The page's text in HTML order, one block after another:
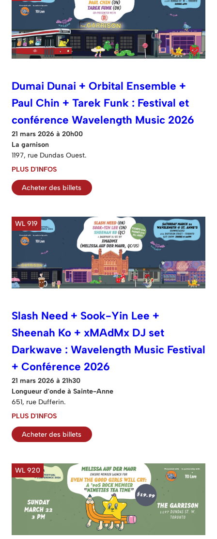
Dumai Dunai + Orbital Ensemble +
Paul Chin + Tarek Funk : Festival et
conférence Wavelength Music 2026
21 mars 2026 à 20h00
La garnison
1197, rue Dundas Ouest.
PLUS D'INFOS
Acheter des billets
WL 919
Slash Need + Sook-Yin Lee +
Sheenah Ko + xMAdMx DJ set
Darkwave : Wavelength Music Festival
+ Conférence 2026
21 mars 2026 à 21h30
Longueur d'onde à Sainte-Anne
651, rue Dufferin.
PLUS D'INFOS
Acheter des billets
WL 920